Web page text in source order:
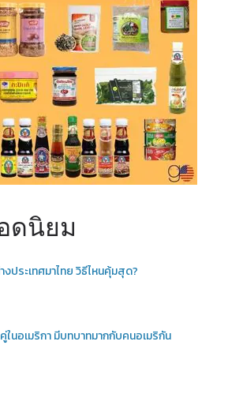
ดนิยม
งประเทศมาไทย วิธีไหนคุ้มสุด?
ในอเมริกา มีบทบาทมากกับคนอเมริกัน